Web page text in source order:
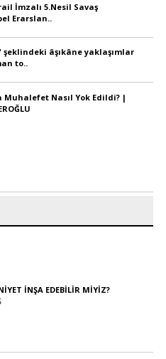
İmzalı 5.Nesil Savaş
Erarslan..
şeklindeki âşıkâne yaklaşımlar
to..
Muhalefet Nasıl Yok Edildi? |
İNŞA EDEBİLİR MİYİZ?